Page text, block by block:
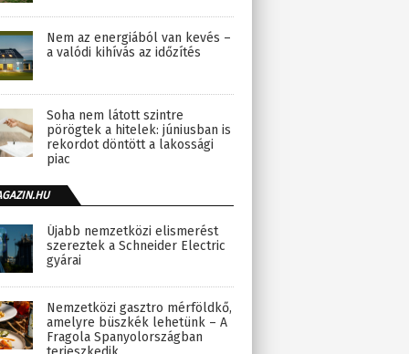
Nem az energiából van kevés –
a valódi kihívás az időzítés
Soha nem látott szintre
pörögtek a hitelek: júniusban is
rekordot döntött a lakossági
piac
Újabb nemzetközi elismerést
szereztek a Schneider Electric
gyárai
Nemzetközi gasztro mérföldkő,
amelyre büszkék lehetünk – A
Fragola Spanyolországban